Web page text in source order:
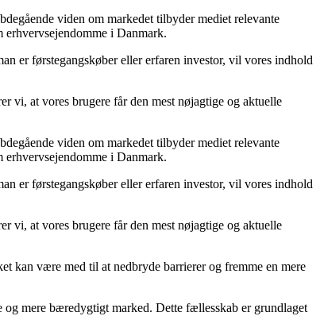
viden om markedet tilbyder mediet relevante
i Danmark.
er førstegangskøber eller erfaren investor, vil vores indhold
vi, at vores brugere får den mest nøjagtige og aktuelle
viden om markedet tilbyder mediet relevante
i Danmark.
er førstegangskøber eller erfaren investor, vil vores indhold
vi, at vores brugere får den mest nøjagtige og aktuelle
kan være med til at nedbryde barrierer og fremme en mere
mere bæredygtigt marked. Dette fællesskab er grundlaget